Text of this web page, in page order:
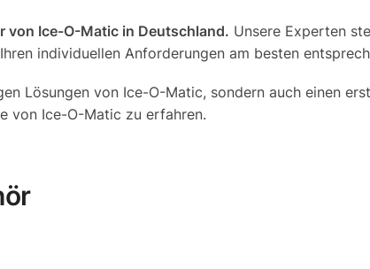
von Ice-O-Matic in Deutschland. Unsere Experten
individuellen Anforderungen am besten
Lösungen von Ice-O-Matic, sondern auch einen
von Ice-O-Matic zu erfahren.